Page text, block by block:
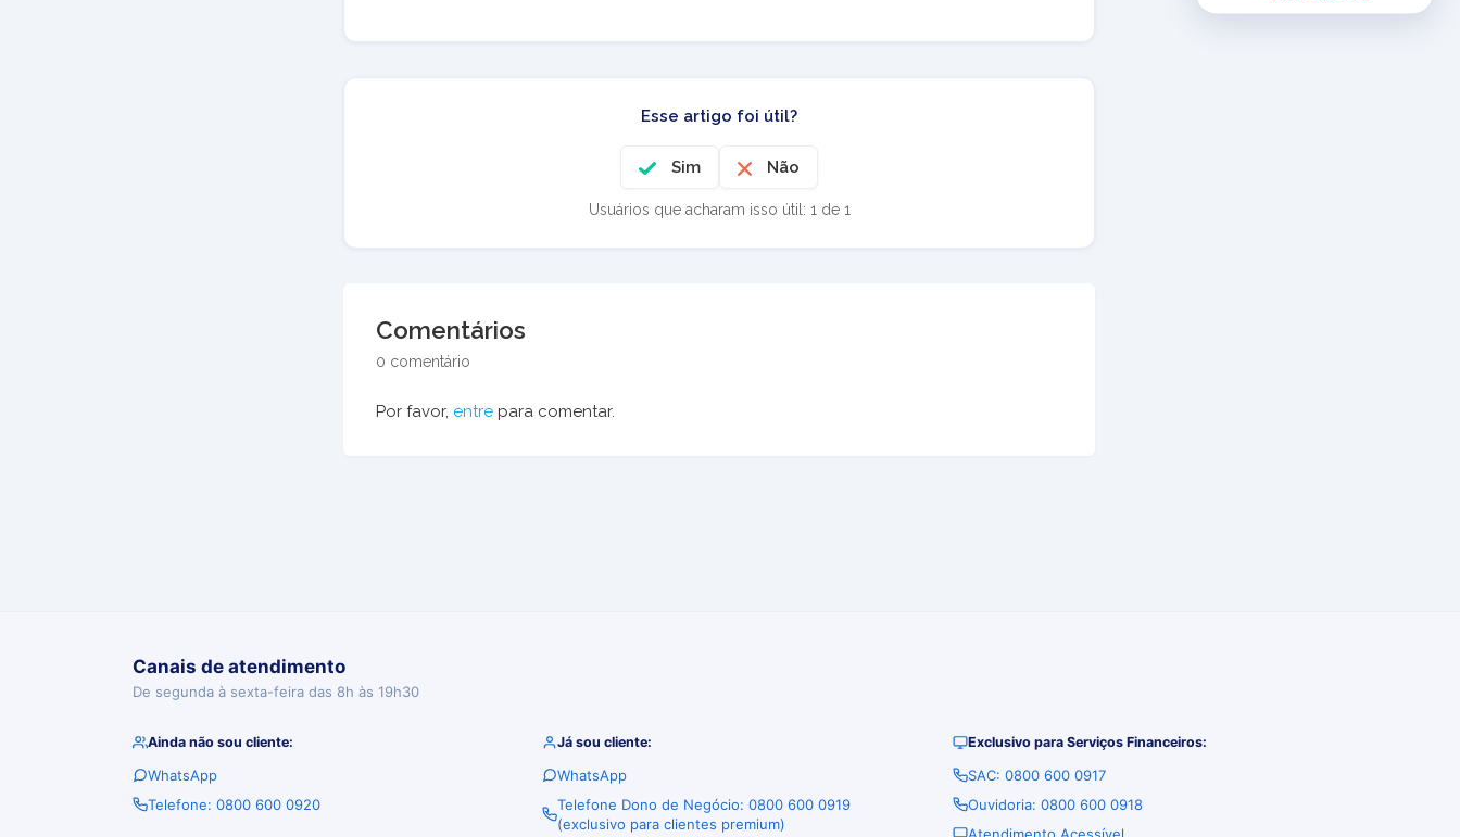
Esse artigo foi útil?
Sim Não
Usuários que acharam isso útil: 1 de 1
Comentários
0 comentário
Por favor, entre para comentar.
Canais de atendimento
De segunda à sexta-feira das 8h às 19h30
Ainda não sou cliente:
WhatsApp
Telefone: 0800 600 0920
Já sou cliente:
WhatsApp
Telefone Dono de Negócio: 0800 600 0919
(exclusivo para clientes premium)
Exclusivo para Serviços Financeiros:
SAC: 0800 600 0917
Ouvidoria: 0800 600 0918